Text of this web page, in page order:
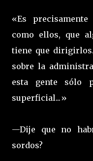
«Es
como ellos, que
tiene que
sobre la
esta gente sólo
superficial...»
—Dije que no
sordos?